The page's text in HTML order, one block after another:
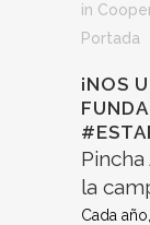
in
Portada
¡NOS
Pincha
la
Cada